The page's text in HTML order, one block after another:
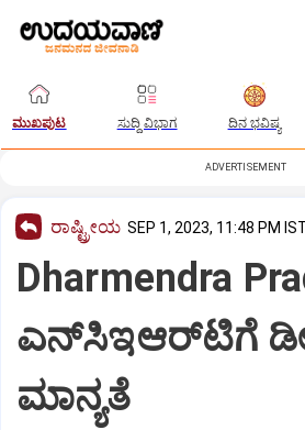
ಮುಖಪುಟ ಸುದ್ದಿ ವಿಭಾಗ ದಿನ ಭವಿಷ್ಯ
ADVERTISEMENT
ರಾಷ್ಟ್ರೀಯ SEP 1, 2023, 11:48 PM
Dharmendra
ಎನ್‌ಸಿಇಆರ್‌ಟಿಗೆ
ಮಾನ್ಯತೆ